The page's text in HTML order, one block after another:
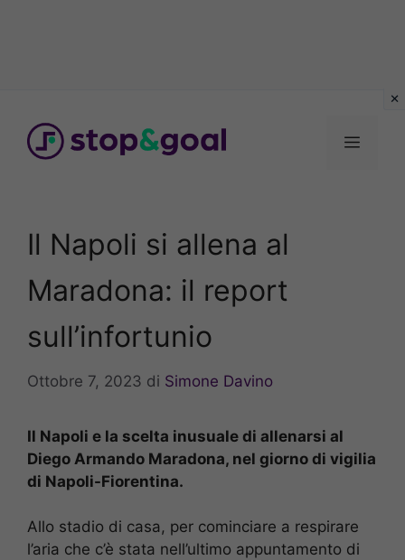
contenuto
Menu
Il Napoli si allena al
Maradona: il report
sull’infortunio
Ottobre 7, 2023 di Simone Davino
Il Napoli e la scelta inusuale di allenarsi al
Diego Armando Maradona, nel giorno di vigilia
di Napoli-Fiorentina.
Allo stadio di casa, per cominciare a respirare
l’aria che c’è stata nell’ultimo appuntamento di